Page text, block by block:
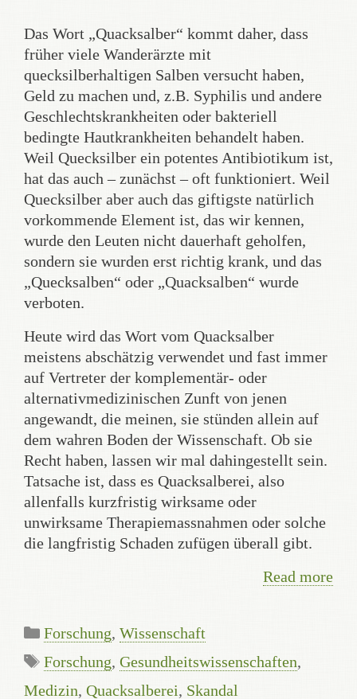
Das Wort „Quacksalber“ kommt daher, dass
früher viele Wanderärzte mit
quecksilberhaltigen Salben versucht haben,
Geld zu machen und, z.B. Syphilis und andere
Geschlechtskrankheiten oder bakteriell
bedingte Hautkrankheiten behandelt haben.
Weil Quecksilber ein potentes Antibiotikum ist,
hat das auch – zunächst – oft funktioniert. Weil
Quecksilber aber auch das giftigste natürlich
vorkommende Element ist, das wir kennen,
wurde den Leuten nicht dauerhaft geholfen,
sondern sie wurden erst richtig krank, und das
„Quecksalben“ oder „Quacksalben“ wurde
verboten.
Heute wird das Wort vom Quacksalber
meistens abschätzig verwendet und fast immer
auf Vertreter der komplementär- oder
alternativmedizinischen Zunft von jenen
angewandt, die meinen, sie stünden allein auf
dem wahren Boden der Wissenschaft. Ob sie
Recht haben, lassen wir mal dahingestellt sein.
Tatsache ist, dass es Quacksalberei, also
allenfalls kurzfristig wirksame oder
unwirksame Therapiemassnahmen oder solche
die langfristig Schaden zufügen überall gibt.
Read more
Categories
Forschung, Wissenschaft
Tags
Forschung, Gesundheitswissenschaften,
Medizin, Quacksalberei, Skandal